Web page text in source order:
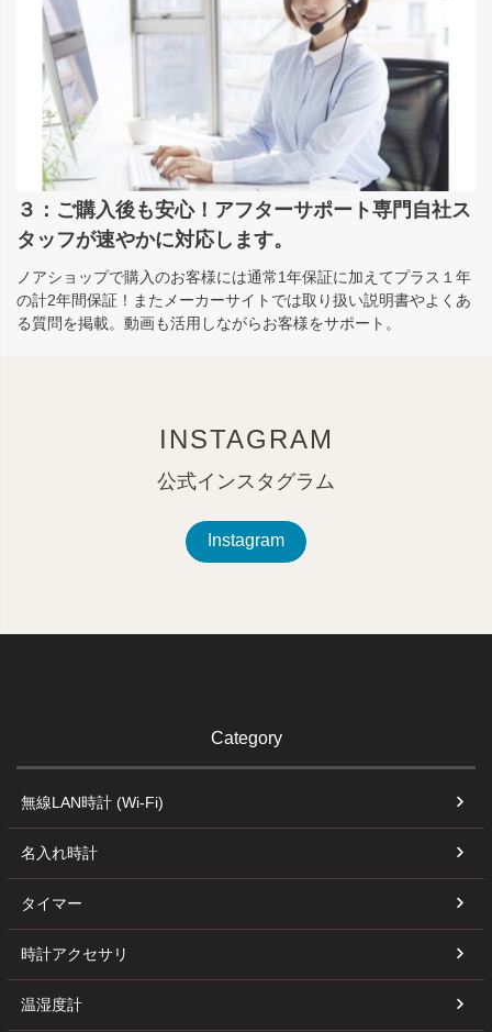
３：ご購入後も安心！アフターサポート専門自社ス
タッフが速やかに対応します。
ノアショップで購入のお客様には通常1年保証に加えてプラス１年
の計2年間保証！またメーカーサイトでは取り扱い説明書やよくあ
る質問を掲載。動画も活用しながらお客様をサポート。
INSTAGRAM
公式インスタグラム
Instagram
Category
無線LAN時計 (Wi-Fi)
名入れ時計
タイマー
時計アクセサリ
温湿度計